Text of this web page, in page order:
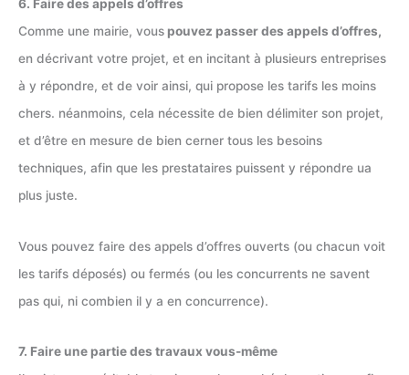
6. Faire des appels d’offres
Comme une mairie, vous pouvez passer des appels d’offres,
en décrivant votre projet, et en incitant à plusieurs entreprises
à y répondre, et de voir ainsi, qui propose les tarifs les moins
chers. néanmoins, cela nécessite de bien délimiter son projet,
et d’être en mesure de bien cerner tous les besoins
techniques, afin que les prestataires puissent y répondre ua
plus juste.
Vous pouvez faire des appels d’offres ouverts (ou chacun voit
les tarifs déposés) ou fermés (ou les concurrents ne savent
pas qui, ni combien il y a en concurrence).
7. Faire une partie des travaux vous-même